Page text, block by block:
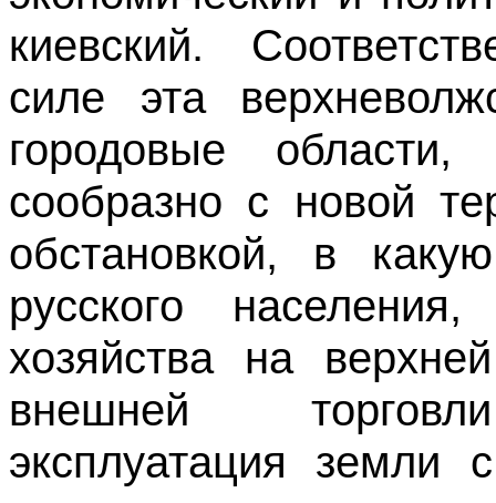
киевский.
силе эта
городовые
сообразно с новой
обстановкой, в
русского
хозяйства на
внешней торговли
эксплуатация земли